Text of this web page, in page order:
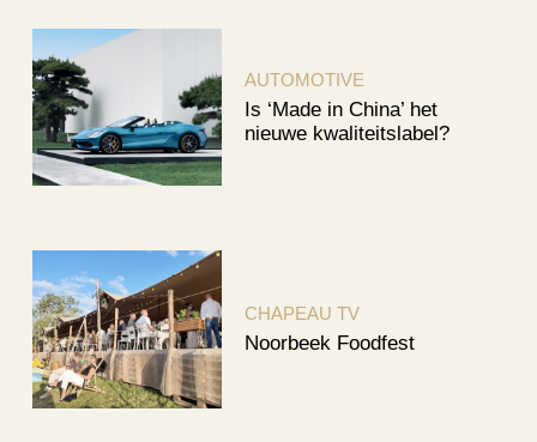
AUTOMOTIVE
Is ‘Made in China’ het
nieuwe kwaliteitslabel?
CHAPEAU TV
Noorbeek Foodfest